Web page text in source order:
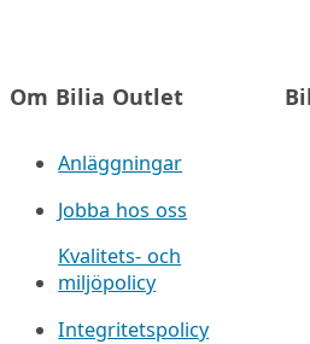
Om Bilia Outlet
Anläggningar
Jobba hos oss
Kvalitets- och
miljöpolicy
Integritetspolicy